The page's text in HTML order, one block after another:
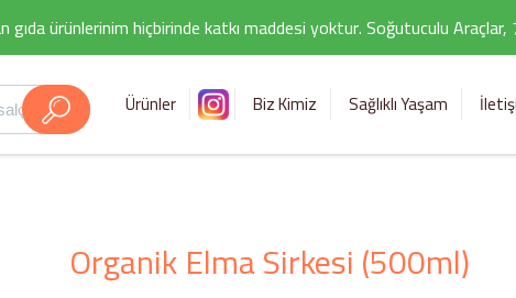
gıda ürünlerinim hiçbirinde katkı maddesi yoktur. Soğutuculu
Ürünler Biz Kimiz Sağlıklı Yaşam
Organik Elma Sirkesi (500ml)